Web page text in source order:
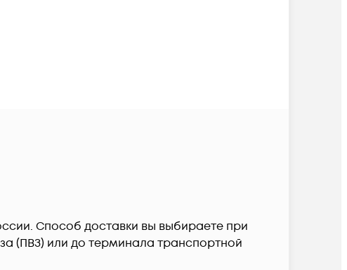
Способ доставки вы выбираете при
(ПВЗ) или до терминала транспортной